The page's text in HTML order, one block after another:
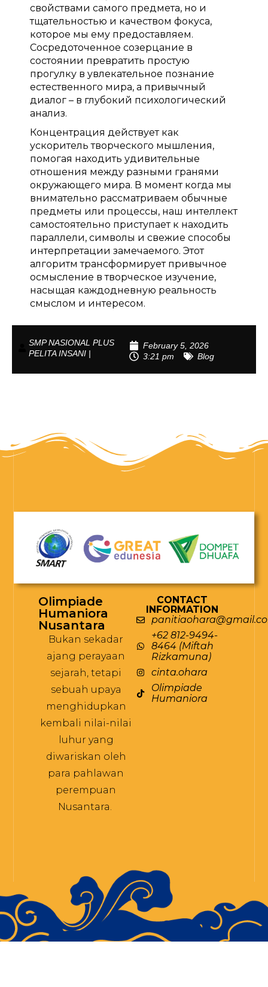
свойствами самого предмета, но и
тщательностью и качеством фокуса,
которое мы ему предоставляем.
Сосредоточенное созерцание в
состоянии превратить простую
прогулку в увлекательное познание
естественного мира, а привычный
диалог – в глубокий психологический
анализ.
Концентрация действует как
ускоритель творческого мышления,
помогая находить удивительные
отношения между разными гранями
окружающего мира. В момент когда мы
внимательно рассматриваем обычные
предметы или процессы, наш интеллект
самостоятельно приступает к находить
параллели, символы и свежие способы
интерпретации замечаемого. Этот
алгоритм трансформирует привычное
осмысление в творческое изучение,
насыщая каждодневную реальность
смыслом и интересом.
SMP NASIONAL PLUS
PELITA INSANI |
February 5, 2026
3:21 pm
Blog
Olimpiade
Humaniora
Nusantara
Bukan sekadar
ajang perayaan
sejarah, tetapi
sebuah upaya
menghidupkan
kembali nilai-nilai
luhur yang
diwariskan oleh
para pahlawan
perempuan
Nusantara.
CONTACT
INFORMATION
+62 812-9494-
8464 (Miftah
Rizkamuna)
cinta.ohara
Olimpiade
Humaniora